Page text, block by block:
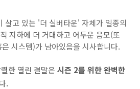
살고 있는 '더 실버타운' 자체가 일종의
지하에 더 거대하고 어두운 음모(또
시스템)가 남아있음을 시사합니다.
한 열린 결말은 시즌 2를 위한 완벽한
.